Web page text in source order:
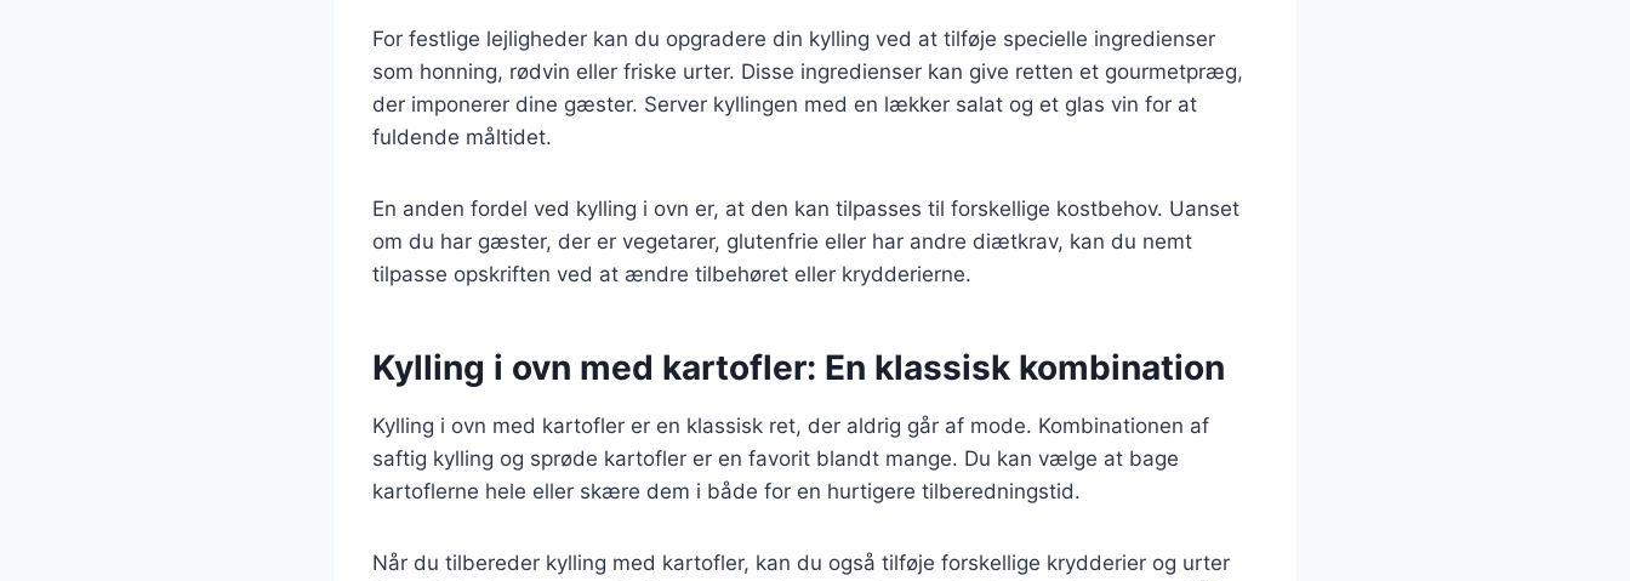
For festlige lejligheder kan du opgradere din kylling ved at tilføje specielle ingredienser
som honning, rødvin eller friske urter. Disse ingredienser kan give retten et gourmetpræg,
der imponerer dine gæster. Server kyllingen med en lækker salat og et glas vin for at
fuldende måltidet.
En anden fordel ved kylling i ovn er, at den kan tilpasses til forskellige kostbehov. Uanset
om du har gæster, der er vegetarer, glutenfrie eller har andre diætkrav, kan du nemt
tilpasse opskriften ved at ændre tilbehøret eller krydderierne.
Kylling i ovn med kartofler: En klassisk kombination
Kylling i ovn med kartofler er en klassisk ret, der aldrig går af mode. Kombinationen af
saftig kylling og sprøde kartofler er en favorit blandt mange. Du kan vælge at bage
kartoflerne hele eller skære dem i både for en hurtigere tilberedningstid.
Når du tilbereder kylling med kartofler, kan du også tilføje forskellige krydderier og urter